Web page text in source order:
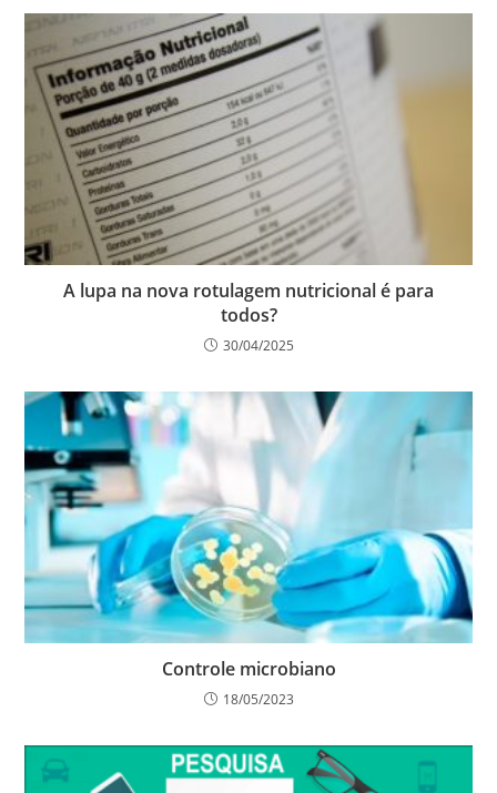
A lupa na nova rotulagem nutricional é para
todos?
30/04/2025
Controle microbiano
18/05/2023